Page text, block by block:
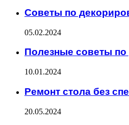
Советы по
05.02.2024
Полезные советы по
10.01.2024
Ремонт стола без
20.05.2024